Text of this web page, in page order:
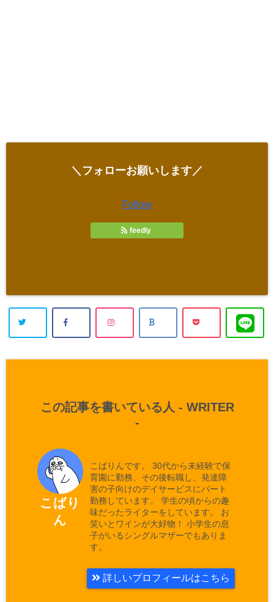
＼フォローお願いします／
Follow
feedly
この記事を書いている人 - WRITER
-
こばり
ん
こばりんです。 30代から未経験で保
育園に勤務、その後転職し、発達障
害の子向けのデイサービスにパート
勤務しています。 学生の頃からの趣
味だったライターをしています。 お
笑いとワインが大好物！ 小学生の息
子がいるシングルマザーでもありま
す。
詳しいプロフィールはこちら